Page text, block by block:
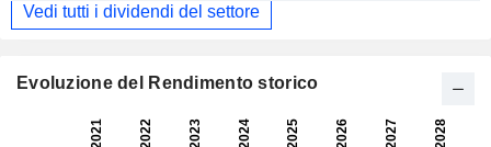
Vedi tutti i dividendi del settore
Evoluzione del Rendimento storico